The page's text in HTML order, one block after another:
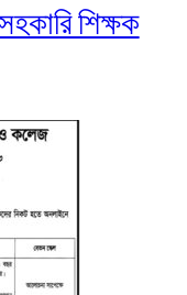
শিক্ষক